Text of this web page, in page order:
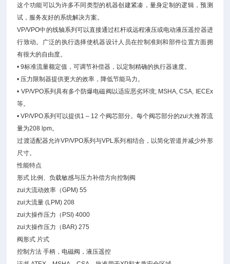
这个功能可以为许多不同类型的机器创建紧凑，量身定制的逻辑，预测
试，服务友好的系统解决方案。
VP/VPO中的线轴系列可以直接通过杠杆或远程液压或电动液压遥控器进
行致动。广泛的执行选择使机器设计人员在控制准则和部件位置方面拥
有很大的自由度。
• 9标准流量额定值，可调节补偿器，以定制精确的执行器速度。
• 压力限制器提供更大的效率，降低节能马力。
• VP/VPO系列具有多个防爆电磁阀以适应恶劣环境; MSHA, CSA, IECEx
等。
• VP/VPO系列可以提供1 – 12 个阀芯部分。每个阀芯部分的zui大推荐流
量为208 lpm。
过渡适配器允许VP/VPO系列与VPL系列相结合，以简化管道并减少外形
尺寸。
性能特点
形式 比例、负载敏感与压力补偿方向控制阀
zui大流动效率（GPM) 55
zui大流量 (LPM) 208
zui大操作压力（PSI) 4000
zui大操作压力（BAR) 275
阀形式 片式
控制方法 手柄，电磁阀，液压遥控